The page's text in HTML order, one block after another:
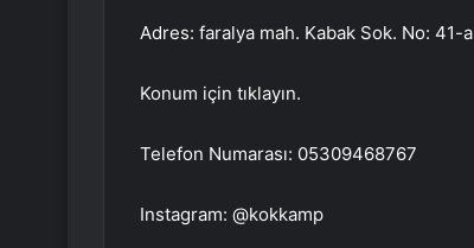
Adres: faralya mah. Kabak Sok. No: 41-a
Konum için tıklayın.
Telefon Numarası: 05309468767
Instagram: @kokkamp